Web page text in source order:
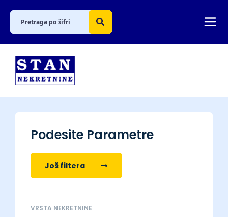
Podesite Parametre
Još filtera
VRSTA NEKRETNINE